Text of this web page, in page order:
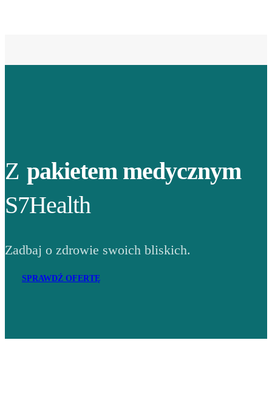
Z pakietem medycznym
S7Health
Zadbaj o zdrowie swoich bliskich.
SPRAWDŹ OFERTĘ